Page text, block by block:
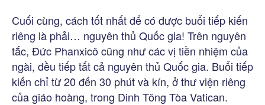
Cuối cùng, cách tốt nhất để có được buổi tiếp kiến
riêng là phải… nguyên thủ Quốc gia! Trên nguyên
tắc, Đức Phanxicô cũng như các vị tiền nhiệm của
ngài, đều tiếp tất cả nguyên thủ Quốc gia. Buổi tiếp
kiến chỉ từ 20 đến 30 phút và kín, ở thư viện riêng
của giáo hoàng, trong Dinh Tông Tòa Vatican.